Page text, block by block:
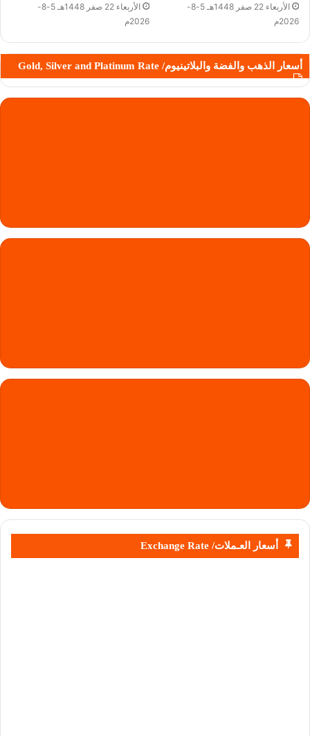
الأربعاء 22 صفر 1448هـ 5-8-
2026م
الأربعاء 22 صفر 1448هـ 5-8-
2026م
أسعار الذهب والفضة والبلاتينيوم/ Gold, Silver and Platinum Rate
أسعار العـملات/ Exchange Rate